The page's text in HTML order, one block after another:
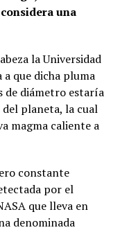
una
la Universidad
a que dicha pluma
de diámetro estaría
planeta, la cual
magma caliente a
constante
por el
que lleva en
denominada